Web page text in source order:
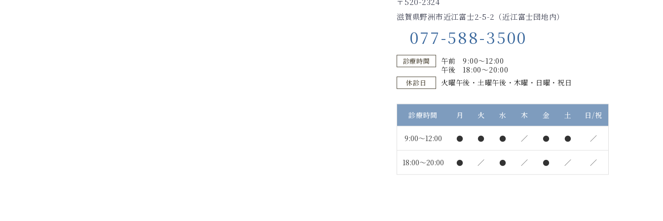
滋賀県野洲市近江富士2-5-2（近江富士団地内）
077-588-3500
診療時間
午前 9:00～12:00
午後 18:00～20:00
休診日 火曜午後・土曜午後・木曜・日曜・祝日
診療時間 月 火 水 木 金 土 日/祝
9:00～12:00 ● ● ● ／ ● ● ／
18:00～20:00 ● ／ ● ／ ● ／ ／